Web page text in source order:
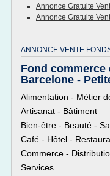
Annonce Gratuite
Annonce Gratuite
ANNONCE VENTE
Fond
Barcelone -
Alimentation - Métier
Artisanat - Bâtiment
Bien-être - Beauté -
Café - Hôtel -
Commerce -
Services